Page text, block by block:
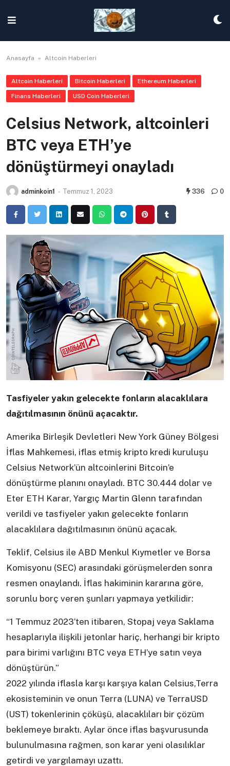
content
Anasayfa » Altcoin Haberleri
Altcoin Haberleri Bitcoin Haberleri Ethereum Haberleri
Finans Haberleri USD Coin Haberleri
Celsius Network, altcoinleri
BTC veya ETH’ye
dönüştürmeyi onayladı
adminkoin1 - Temmuz 1, 2023 336 0
Tasfiyeler yakın gelecekte fonların alacaklılara
dağıtılmasının önünü açacaktır.
Amerika Birleşik Devletleri New York Güney Bölgesi
İflas Mahkemesi, iflas etmiş kripto kredi kuruluşu
Celsius Network’ün altcoinlerini Bitcoin’e
dönüştürme planını onayladı. BTC 30.444 dolar ve
Eter ETH Karar, Yargıç Martin Glenn tarafından
verildi ve tasfiyeler yakın gelecekte fonların
alacaklılara dağıtılmasının önünü açacak.
Teklif, Celsius ile ABD Menkul Kıymetler ve Borsa
Komisyonu (SEC) arasındaki görüşmelerden sonra
resmen onaylandı. İflas hakiminin kararına göre,
sorunlu borç veren şunları yapmaya yetkilidir:
“1 Temmuz 2023’ten itibaren, Stopaj veya Saklama
hesaplarıyla ilişkili jetonlar hariç, herhangi bir kripto
para birimi varlığını BTC veya ETH’ye satın veya
dönüştürün.”
2022 yılında iflasla karşı karşıya kalan Celsius,Terra
ekosisteminin ve onun Terra (LUNA) ve TerraUSD
(UST) tokenlerinin çöküşü, alacaklıları bir çözüm
beklemeye bıraktı. Aylar önce iflas başvurusunda
bulunulmasına rağmen, son karar yeni olasılıklar
getirdi ve yargılamayı uzattı.